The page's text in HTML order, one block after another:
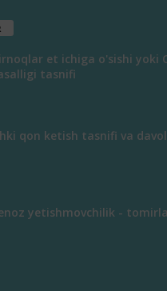
et ichiga o'sishi yoki
tasnifi
qon ketish tasnifi va
yetishmovchilik -